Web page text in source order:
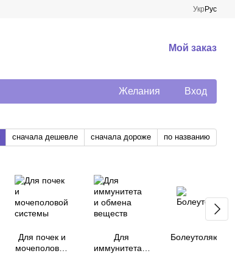
Укр Рус
Мой заказ
Желания Вход
сначала дешевле сначала дороже по названию
Для почек и
мочеполовой
Для
иммунитета и